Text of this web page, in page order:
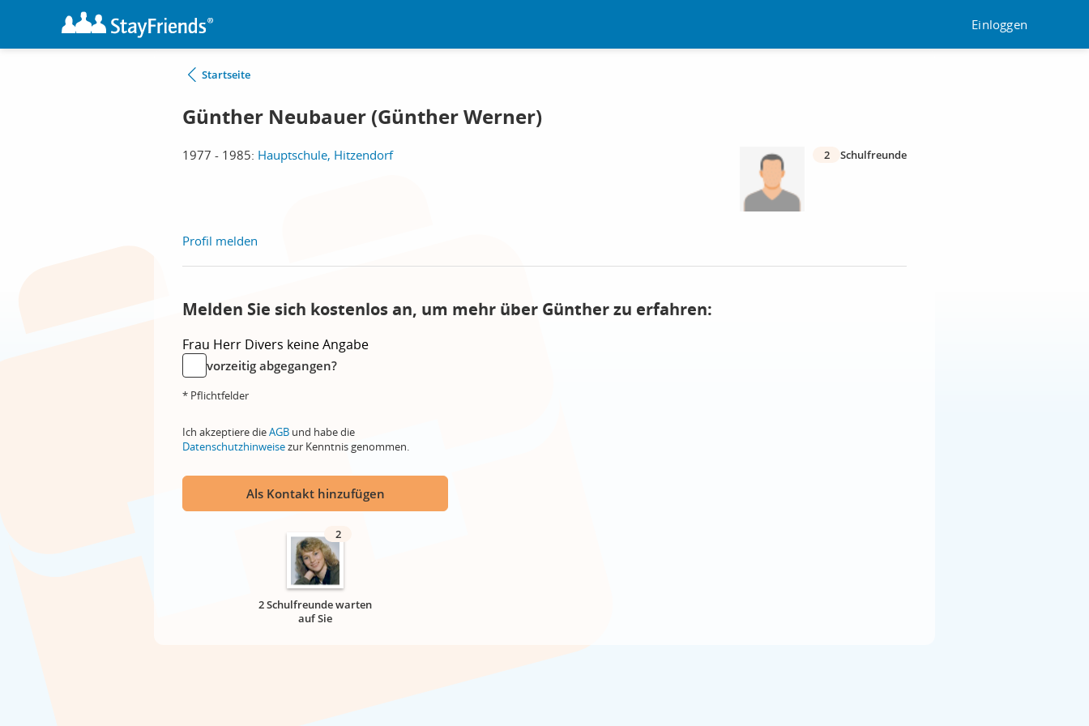
Einloggen
Startseite
Günther Neubauer (Günther Werner)
1977 - 1985: Hauptschule, Hitzendorf 2 Schulfreunde
Profil melden
Melden Sie sich kostenlos an, um mehr über Günther zu erfahren:
Frau Herr Divers keine Angabe
vorzeitig abgegangen?
* Pflichtfelder
Ich akzeptiere dieAGB und habe die
Datenschutzhinweisezur Kenntnis genommen.
Als Kontakt hinzufügen
2
2 Schulfreunde warten
auf Sie